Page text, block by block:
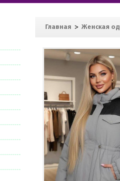
Главная > Женская